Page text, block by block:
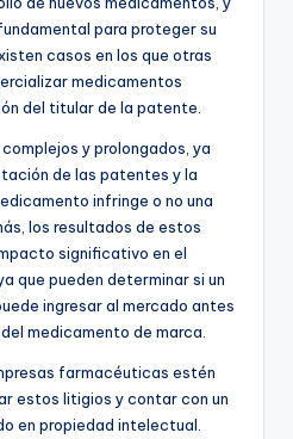
para proteger su
casos en los que otras
medicamentos
del titular de la patente.
y prolongados, ya
de las patentes y la
infringe o no una
los resultados de estos
significativo en el
que pueden determinar si un
ingresar al mercado antes
medicamento de marca.
farmacéuticas estén
estos litigios y contar con un
en propiedad intelectual.